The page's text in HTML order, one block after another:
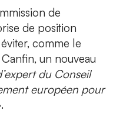
de
de position
comme le
un nouveau
du Conseil
européen pour